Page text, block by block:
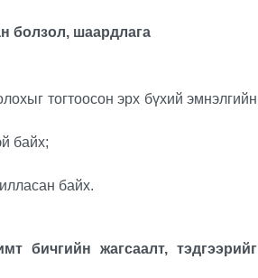
болзол, шаардлага
тогтоосон эрх бүхий эмнэлгийн
байх;
байх.
бичгийн жагсаалт, тэдгээрийг